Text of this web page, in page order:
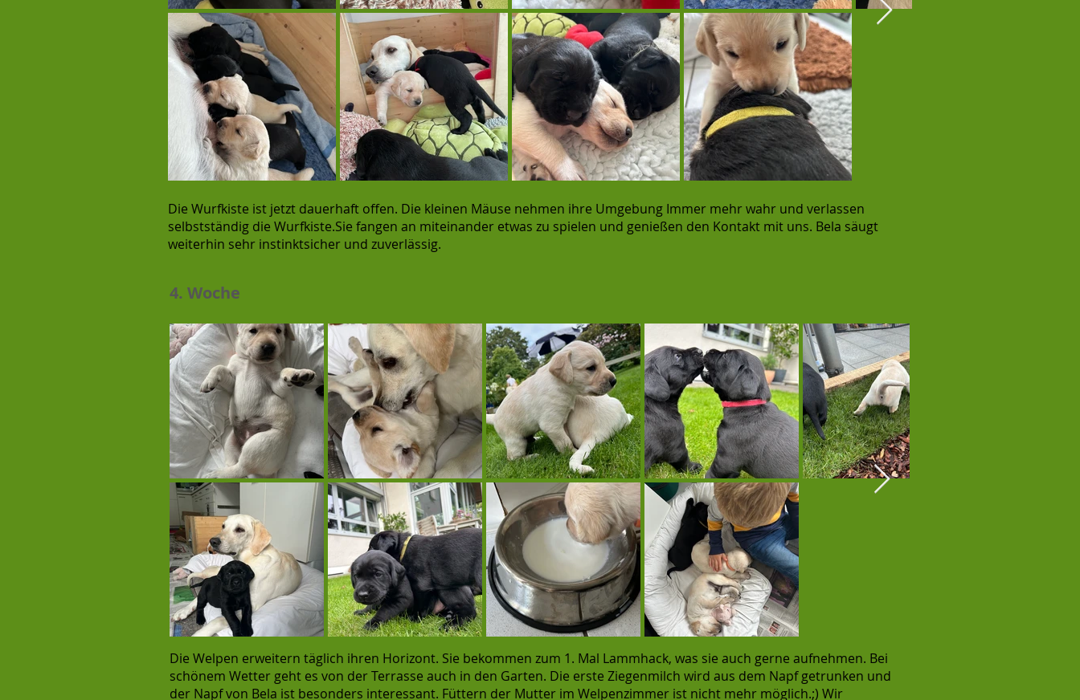
Die Wurfkiste ist jetzt dauerhaft offen. Die kleinen Mäuse nehmen ihre Umgebung Immer mehr wahr und verlassen
selbstständig die Wurfkiste.Sie fangen an miteinander etwas zu spielen und genießen den Kontakt mit uns. Bela säugt
weiterhin sehr instinktsicher und zuverlässig.
4. Woche
Die Welpen erweitern täglich ihren Horizont. Sie bekommen zum 1. Mal Lammhack, was sie auch gerne aufnehmen. Bei
schönem Wetter geht es von der Terrasse auch in den Garten. Die erste Ziegenmilch wird aus dem Napf getrunken und
der Napf von Bela ist besonders interessant. Füttern der Mutter im Welpenzimmer ist nicht mehr möglich.;) Wir